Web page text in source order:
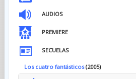
AUDIOS
PREMIERE
SECUELAS
Los cuatro fantásticos(2005)